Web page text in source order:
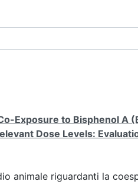
Exposure to Bisphenol A
Dose Levels:
animale riguardanti la